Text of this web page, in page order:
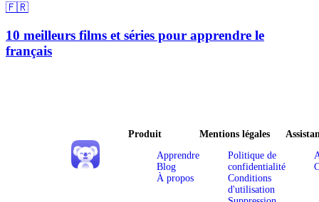
🇫🇷
10 meilleurs films et séries pour apprendre le
français
Produit
Apprendre
Blog
À propos
Mentions légales
Politique de
confidentialité
Conditions
d'utilisation